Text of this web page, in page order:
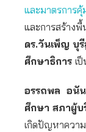
และมาตรการคุ้
และการสร้างพื้
ดร.วันเพ็ญ บุรี
ศึกษาธิการ เ
อรรถพล อนัน
ศึกษา สภาผู้บ
เกิดปัญหาควา